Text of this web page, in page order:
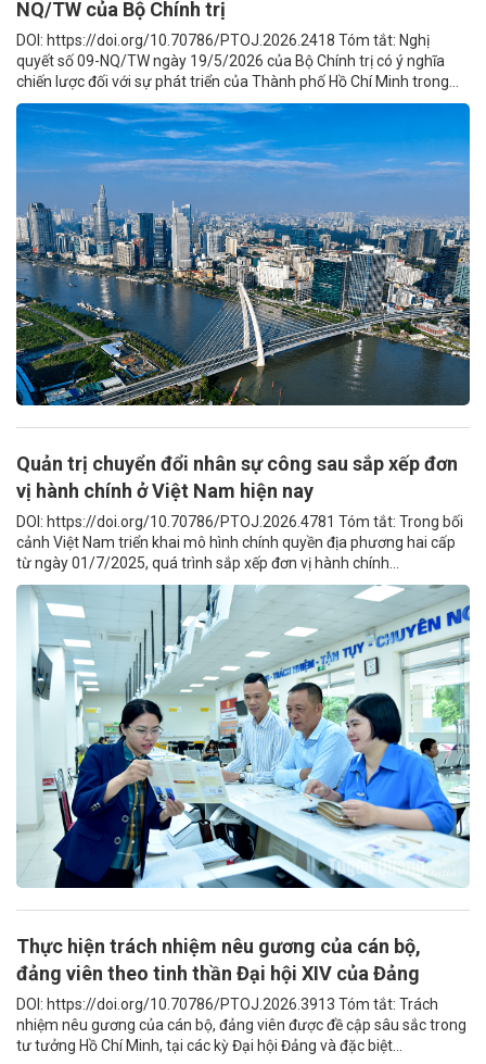
NQ/TW của Bộ Chính trị
DOI: https://doi.org/10.70786/PTOJ.2026.2418 Tóm tắt: Nghị
quyết số 09-NQ/TW ngày 19/5/2026 của Bộ Chính trị có ý nghĩa
chiến lược đối với sự phát triển của Thành phố Hồ Chí Minh trong...
Quản trị chuyển đổi nhân sự công sau sắp xếp đơn
vị hành chính ở Việt Nam hiện nay
DOI: https://doi.org/10.70786/PTOJ.2026.4781 Tóm tắt: Trong bối
cảnh Việt Nam triển khai mô hình chính quyền địa phương hai cấp
từ ngày 01/7/2025, quá trình sắp xếp đơn vị hành chính...
Thực hiện trách nhiệm nêu gương của cán bộ,
đảng viên theo tinh thần Đại hội XIV của Đảng
DOI: https://doi.org/10.70786/PTOJ.2026.3913 Tóm tắt: Trách
nhiệm nêu gương của cán bộ, đảng viên được đề cập sâu sắc trong
tư tưởng Hồ Chí Minh, tại các kỳ Đại hội Đảng và đặc biệt...